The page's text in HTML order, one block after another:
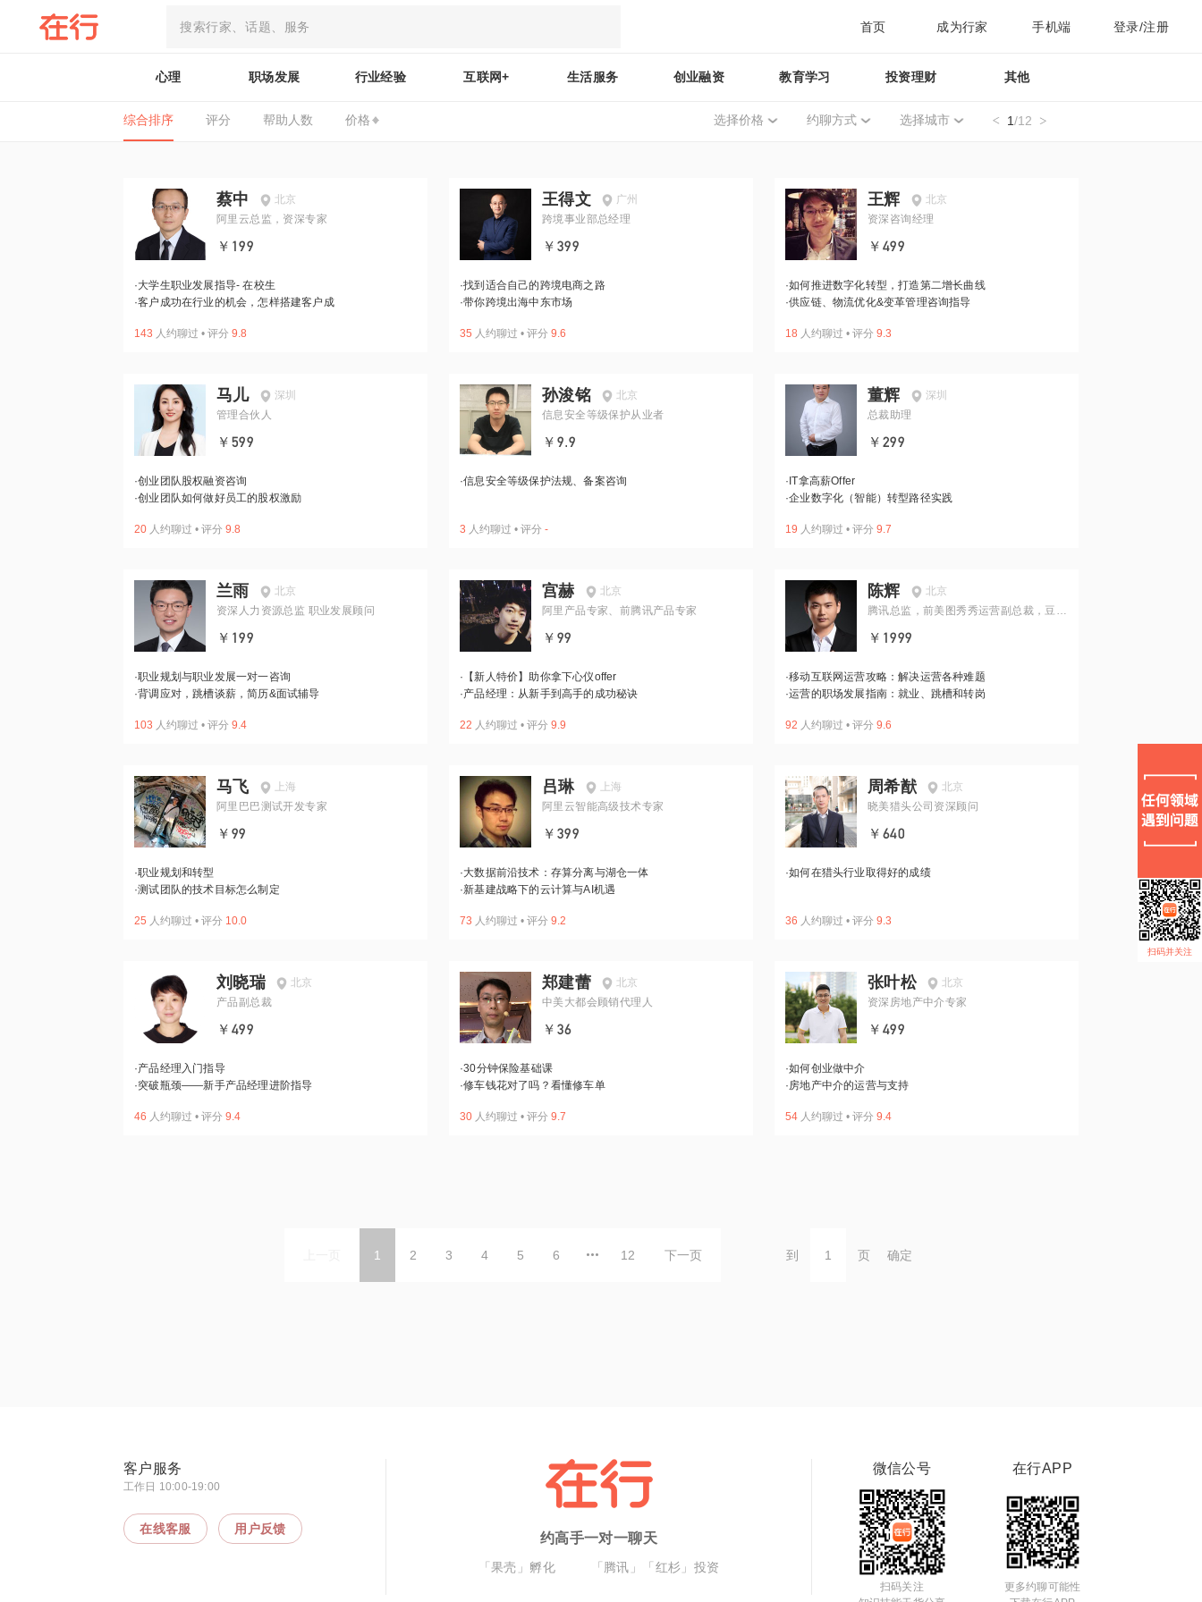
首页 成为行家 手机端 登录/注册
心理 职场发展 行业经验 互联网+ 生活服务 创业融资 教育学习 投资理财 其他
综合排序 评分 帮助人数 价格 选择价格 约聊方式 选择城市 1/12
蔡中
北京
阿里云总监，资深专家
￥199
·大学生职业发展指导- 在校生
·客户成功在行业的机会，怎样搭建客户成
143 人约聊过 • 评分 9.8
王得文
广州
跨境事业部总经理
￥399
·找到适合自己的跨境电商之路
·带你跨境出海中东市场
35 人约聊过 • 评分 9.6
王辉
北京
资深咨询经理
￥499
·如何推进数字化转型，打造第二增长曲线
·供应链、物流优化&变革管理咨询指导
18 人约聊过 • 评分 9.3
马儿
深圳
管理合伙人
￥599
·创业团队股权融资咨询
·创业团队如何做好员工的股权激励
20 人约聊过 • 评分 9.8
孙浚铭
北京
信息安全等级保护从业者
￥9.9
·信息安全等级保护法规、备案咨询
3 人约聊过 • 评分 -
董辉
深圳
总裁助理
￥299
· IT拿高薪Offer
·企业数字化（智能）转型路径实践
19 人约聊过 • 评分 9.7
兰雨
北京
资深人力资源总监 职业发展顾问
￥199
·职业规划与职业发展一对一咨询
·背调应对，跳槽谈薪，简历&面试辅导
103 人约聊过 • 评分 9.4
宫赫
北京
阿里产品专家、前腾讯产品专家
￥99
· 【新人特价】助你拿下心仪offer
·产品经理：从新手到高手的成功秘诀
22 人约聊过 • 评分 9.9
陈辉
北京
腾讯总监，前美图秀秀运营副总裁，豆瓣
￥1999
·移动互联网运营攻略：解决运营各种难题
·运营的职场发展指南：就业、跳槽和转岗
92 人约聊过 • 评分 9.6
马飞
上海
阿里巴巴测试开发专家
￥99
·职业规划和转型
·测试团队的技术目标怎么制定
25 人约聊过 • 评分 10.0
吕琳
上海
阿里云智能高级技术专家
￥399
·大数据前沿技术：存算分离与湖仓一体
·新基建战略下的云计算与AI机遇
73 人约聊过 • 评分 9.2
周希猷
北京
晓美猎头公司资深顾问
￥640
·如何在猎头行业取得好的成绩
36 人约聊过 • 评分 9.3
刘晓瑞
北京
产品副总裁
￥499
·产品经理入门指导
·突破瓶颈——新手产品经理进阶指导
46 人约聊过 • 评分 9.4
郑建蕾
北京
中美大都会顾销代理人
￥36
·30分钟保险基础课
·修车钱花对了吗？看懂修车单
30 人约聊过 • 评分 9.7
张叶松
北京
资深房地产中介专家
￥499
·如何创业做中介
·房地产中介的运营与支持
54 人约聊过 • 评分 9.4
1 2 3 4 5 6 12 下一页 到 页 确定
扫码并关注
客户服务
工作日 10:00-19:00
在线客服 用户反馈
约高手一对一聊天
「果壳」孵化 「腾讯」「红杉」投资
微信公号
扫码关注
在行APP
更多约聊可能性